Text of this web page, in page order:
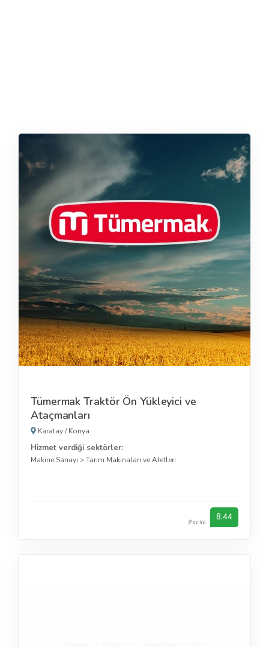
Tümermak Traktör Ön Yükleyici ve
Ataçmanları
Karatay/Konya
Hizmet verdiği sektörler:
Makine Sanayi >Tarım Makinaları ve Aletleri
9 oy ile 8.44